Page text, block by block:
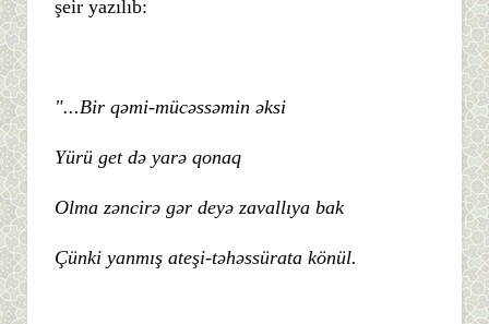
şeir yazılıb:
"...Bir qəmi-mücəssəmin əksi
Yürü get də yarə qonaq
Olma zəncirə gər deyə zavallıya bak
Çünki yanmış ateşi-təhəssürata könül.